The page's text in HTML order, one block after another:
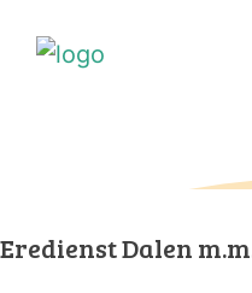
Eredienst Dalen